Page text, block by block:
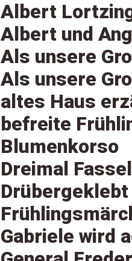
Albert
Albert und
Als unsere
Als unsere
altes Haus
befreite
Blumenkorso
Dreimal
Drübergeklebt
Gabriele wird